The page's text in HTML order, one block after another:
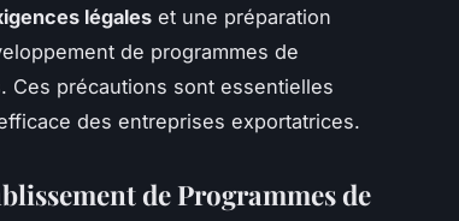
légales et une préparation
de programmes de
Ces précautions sont essentielles
des entreprises exportatrices.
de Programmes de